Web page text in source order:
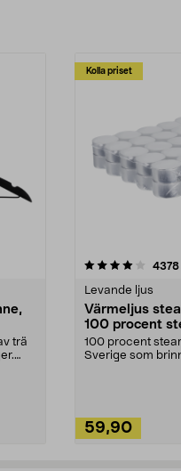
trä
Kolla priset
4378
Levande ljus
Värmeljus
100 procent
100 procent
Sverige som
59,90
4.5av